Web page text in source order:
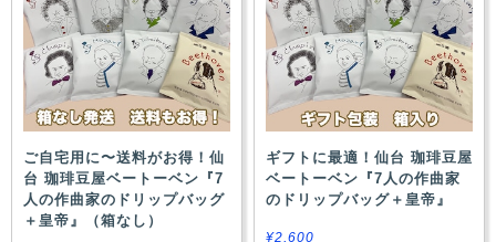
ご自宅用に〜送料がお得！仙
台 珈琲豆屋ベートーベン『7
人の作曲家のドリップバッグ
＋皇帝』（箱なし）
ギフトに最適！仙台 珈琲豆屋
ベートーベン『7人の作曲家
のドリップバッグ＋皇帝』
¥2,600